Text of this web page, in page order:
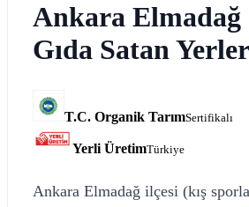
Ankara
Gıda Satan Yerler
T.C. Organik TarımSertifikalı
Yerli ÜretimTürkiye
Ankara Elmadağ ilçesi (kış